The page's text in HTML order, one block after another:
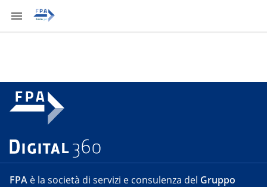
FPA è la società di servizi e consulenza del Gruppo